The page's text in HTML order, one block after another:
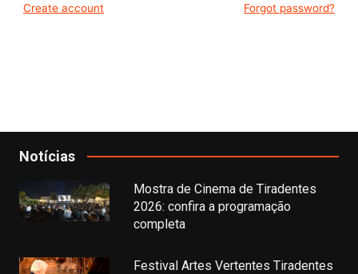
Create account Forgot password?
Notícias
Mostra de Cinema de Tiradentes
2026: confira a programação
completa
Festival Artes Vertentes Tiradentes